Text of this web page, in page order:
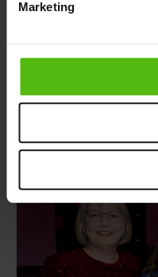
Marketing
Szhirley fortæller
oplevelse: Blev